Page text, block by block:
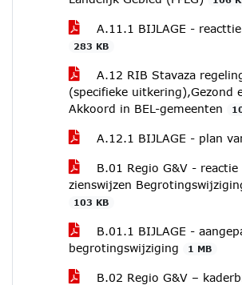
A.11.1 BIJLAGE -
283 KB
A.12 RIB Stavaza
(specifieke uitkering),Gezond
Akkoord in BEL-gemeenten
A.12.1 BIJLAGE - plan
B.01 Regio G&V -
zienswijzen
103 KB
B.01.1 BIJLAGE -
begrotingswijziging
1 MB
B.02 Regio G&V –